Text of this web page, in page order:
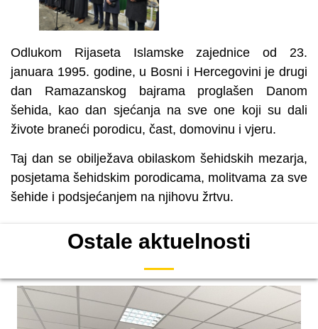
Odlukom Rijaseta Islamske zajednice od 23.
januara 1995. godine, u Bosni i Hercegovini je drugi
dan Ramazanskog bajrama proglašen Danom
šehida, kao dan sjećanja na sve one koji su dali
živote braneći porodicu, čast, domovinu i vjeru.
Taj dan se obilježava obilaskom šehidskih mezarja,
posjetama šehidskim porodicama, molitvama za sve
šehide i podsjećanjem na njihovu žrtvu.
Ostale aktuelnosti